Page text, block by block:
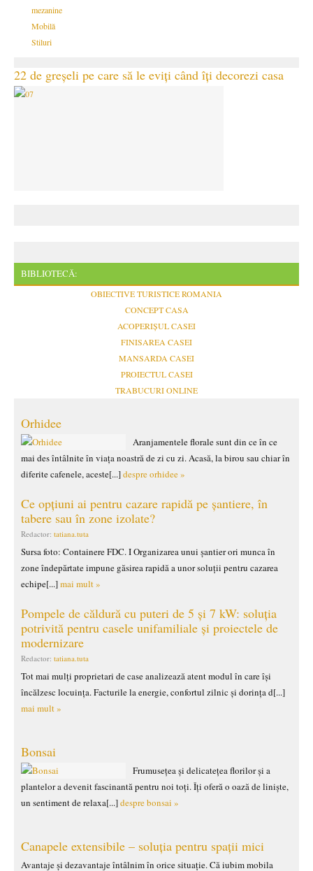
mezanine
Mobilă
Stiluri
22 de greșeli pe care să le eviți când îți decorezi casa
BIBLIOTECĂ:
OBIECTIVE TURISTICE ROMANIA
CONCEPT CASA
ACOPERIȘUL CASEI
FINISAREA CASEI
MANSARDA CASEI
PROIECTUL CASEI
TRABUCURI ONLINE
Orhidee
Aranjamentele florale sunt din ce în ce
mai des întâlnite în viața noastră de zi cu zi. Acasă, la birou sau chiar în
diferite cafenele, aceste[...]despre orhidee »
Ce opțiuni ai pentru cazare rapidă pe șantiere, în
tabere sau în zone izolate?
Redactor: tatiana.tuta
Sursa foto: Containere FDC. I Organizarea unui șantier ori munca în
zone îndepărtate impune găsirea rapidă a unor soluții pentru cazarea
echipe[...]mai mult »
Pompele de căldură cu puteri de 5 și 7 kW: soluția
potrivită pentru casele unifamiliale și proiectele de
modernizare
Redactor: tatiana.tuta
Tot mai mulți proprietari de case analizează atent modul în care își
încălzesc locuința. Facturile la energie, confortul zilnic și dorința d[...]
mai mult »
Bonsai
Frumusețea și delicatețea florilor și a
plantelor a devenit fascinantă pentru noi toți. Îți oferă o oază de liniște,
un sentiment de relaxa[...]despre bonsai »
Canapele extensibile – soluția pentru spații mici
Avantaje și dezavantaje întâlnim în orice situație. Că iubim mobila